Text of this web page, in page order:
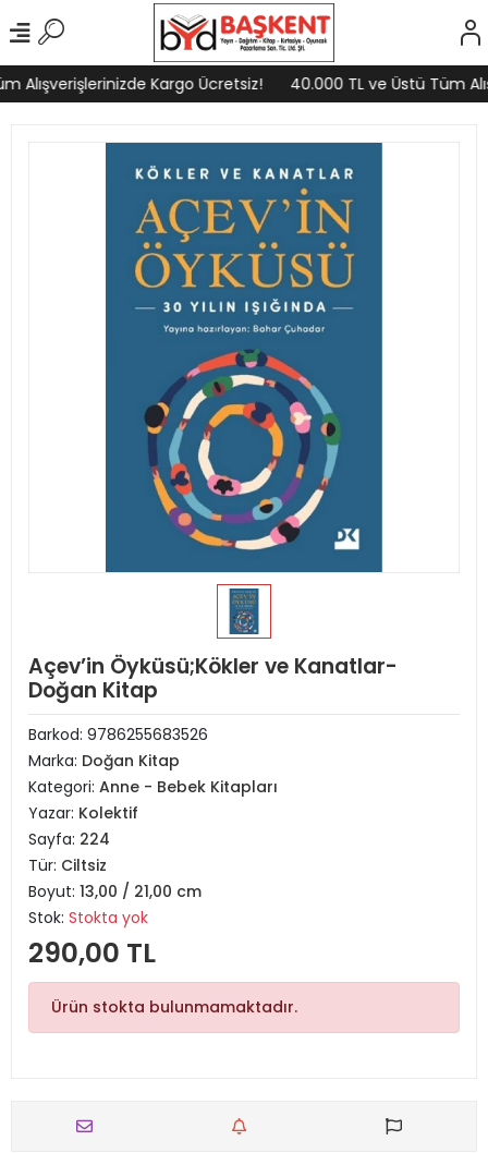
Alışverişlerinizde Kargo Ücretsiz! 40.000 TL ve Üstü Tüm
Açev’in Öyküsü;Kökler ve Kanatlar-
Doğan Kitap
Barkod: 9786255683526
Marka: Doğan Kitap
Kategori: Anne - Bebek Kitapları
Yazar: Kolektif
Sayfa: 224
Tür: Ciltsiz
Boyut: 13,00 / 21,00 cm
Stok: Stokta yok
290,00 TL
Ürün stokta bulunmamaktadır.